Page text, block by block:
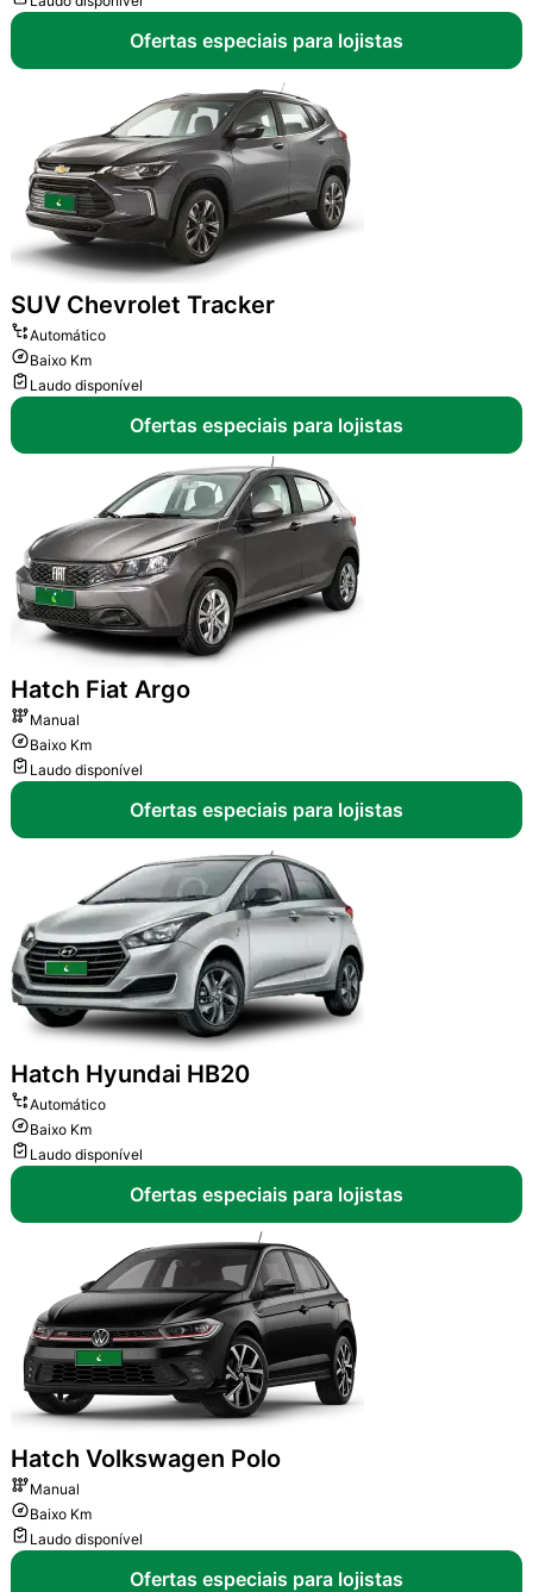
Ofertas especiais para lojistas
SUV Chevrolet Tracker
Automático
Baixo Km
Laudo disponível
Ofertas especiais para lojistas
Hatch Fiat Argo
Manual
Baixo Km
Laudo disponível
Ofertas especiais para lojistas
Hatch Hyundai HB20
Automático
Baixo Km
Laudo disponível
Ofertas especiais para lojistas
Hatch Volkswagen Polo
Manual
Baixo Km
Laudo disponível
Ofertas especiais para lojistas